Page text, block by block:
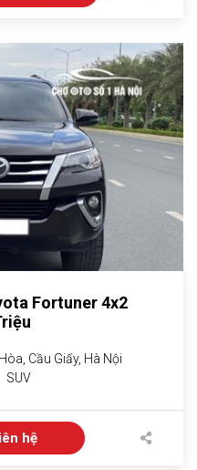
Fortuner 4x2
Cầu Giấy, Hà Nội
SUV
hệ